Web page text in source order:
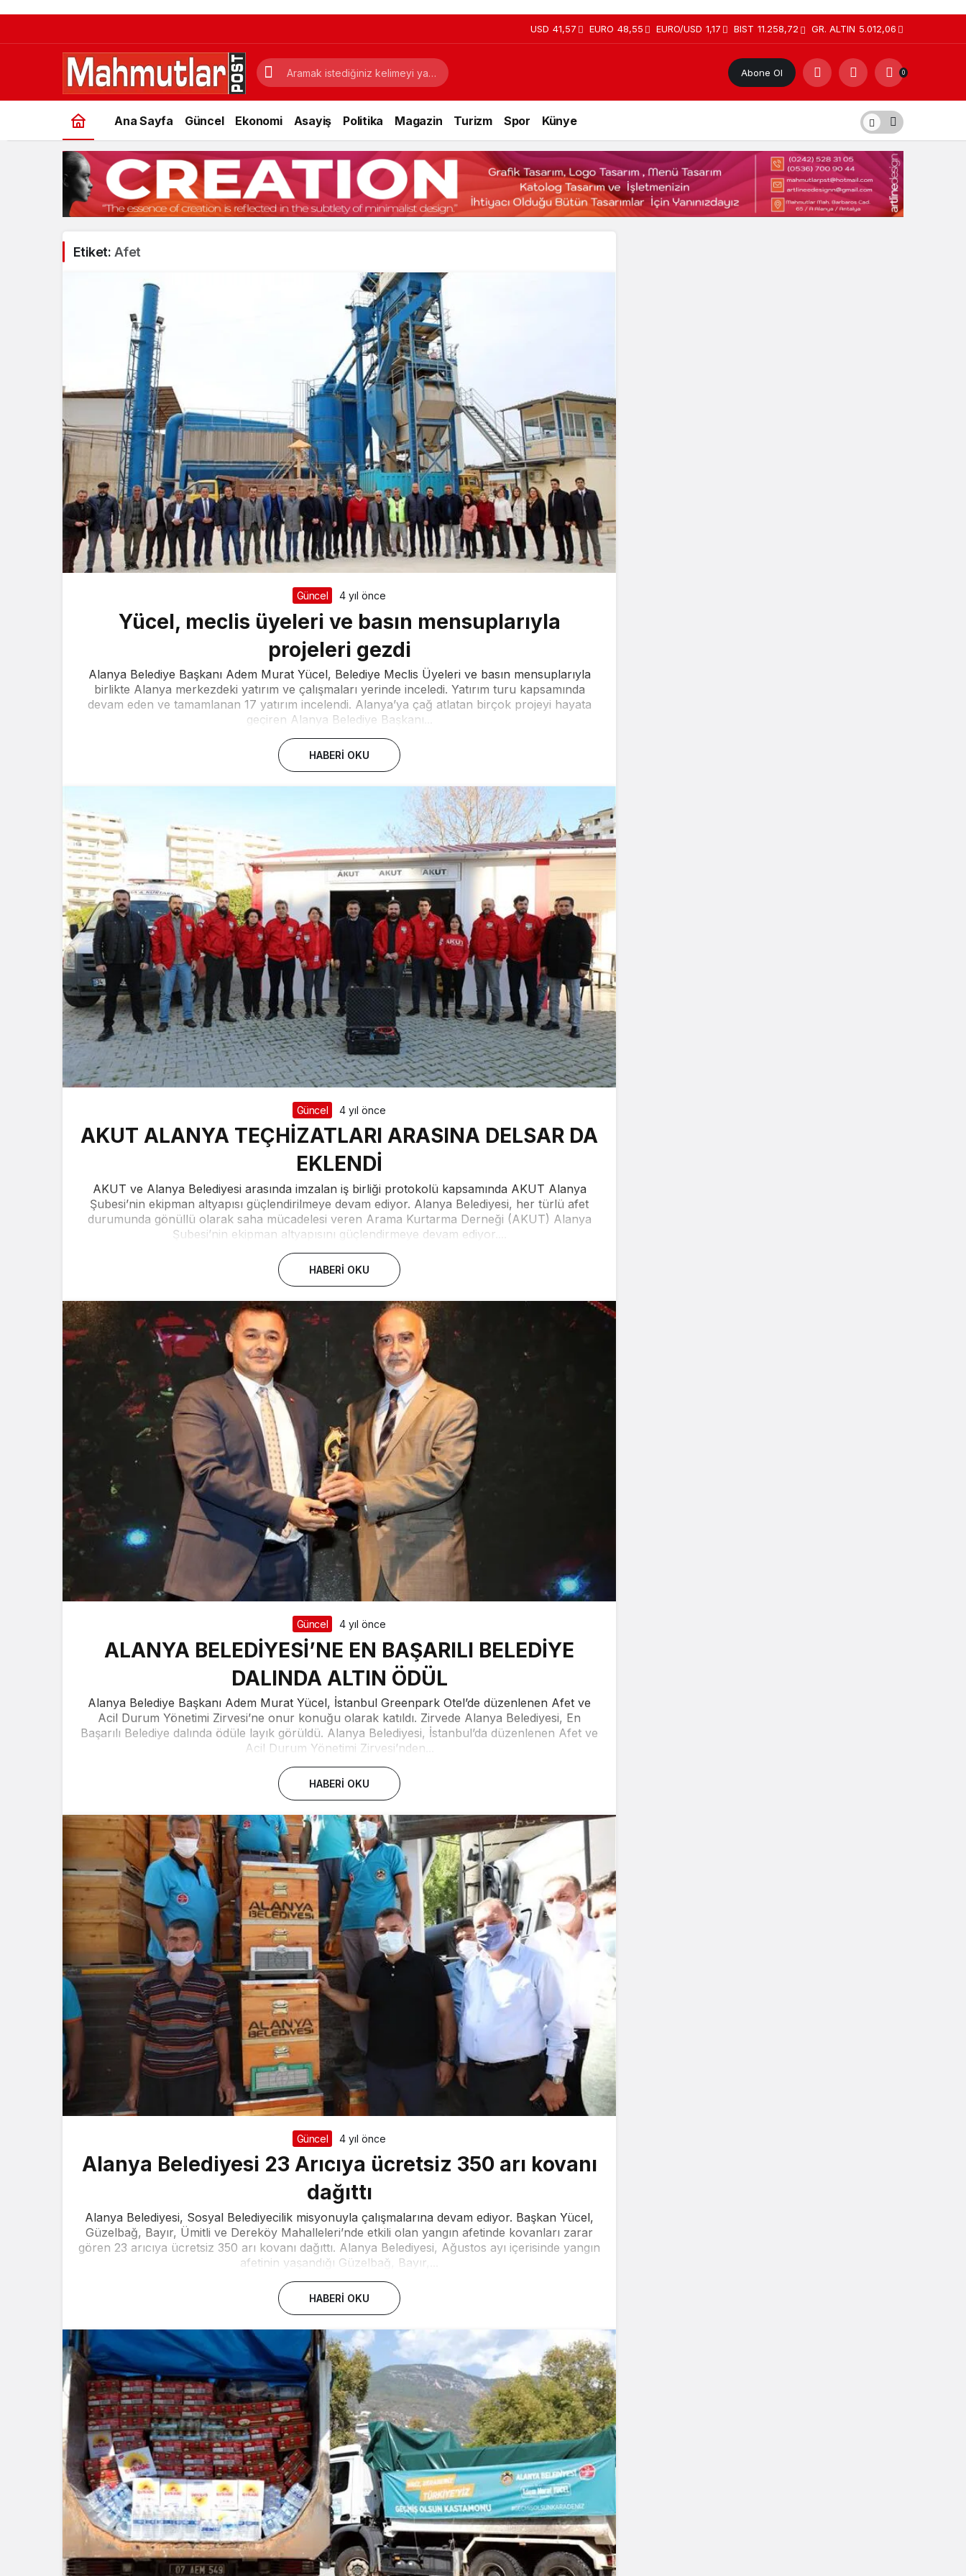
USD 41,57 EURO 48,55 EURO/USD 1,17 BIST 11.258,72 GR. ALTIN 5.012,06
Abone Ol 0
Ana Sayfa Güncel Ekonomi Asayiş Politika Magazin Turizm Spor Künye
Etiket: Afet
Güncel 4 yıl önce
Yücel, meclis üyeleri ve basın mensuplarıyla
projeleri gezdi
Alanya Belediye Başkanı Adem Murat Yücel, Belediye Meclis Üyeleri ve basın mensuplarıyla
birlikte Alanya merkezdeki yatırım ve çalışmaları yerinde inceledi. Yatırım turu kapsamında
devam eden ve tamamlanan 17 yatırım incelendi. Alanya’ya çağ atlatan birçok projeyi hayata
geçiren Alanya Belediye Başkanı...
HABERI OKU
Güncel 4 yıl önce
AKUT ALANYA TEÇHİZATLARI ARASINA DELSAR DA
EKLENDİ
AKUT ve Alanya Belediyesi arasında imzalan iş birliği protokolü kapsamında AKUT Alanya
Şubesi’nin ekipman altyapısı güçlendirilmeye devam ediyor. Alanya Belediyesi, her türlü afet
durumunda gönüllü olarak saha mücadelesi veren Arama Kurtarma Derneği (AKUT) Alanya
Şubesi’nin ekipman altyapısını güçlendirmeye devam ediyor....
HABERI OKU
Güncel 4 yıl önce
ALANYA BELEDİYESİ’NE EN BAŞARILI BELEDİYE
DALINDA ALTIN ÖDÜL
Alanya Belediye Başkanı Adem Murat Yücel, İstanbul Greenpark Otel’de düzenlenen Afet ve
Acil Durum Yönetimi Zirvesi’ne onur konuğu olarak katıldı. Zirvede Alanya Belediyesi, En
Başarılı Belediye dalında ödüle layık görüldü. Alanya Belediyesi, İstanbul’da düzenlenen Afet ve
Acil Durum Yönetimi Zirvesi’nden...
HABERI OKU
Güncel 4 yıl önce
Alanya Belediyesi 23 Arıcıya ücretsiz 350 arı kovanı
dağıttı
Alanya Belediyesi, Sosyal Belediyecilik misyonuyla çalışmalarına devam ediyor. Başkan Yücel,
Güzelbağ, Bayır, Ümitli ve Dereköy Mahalleleri’nde etkili olan yangın afetinde kovanları zarar
gören 23 arıcıya ücretsiz 350 arı kovanı dağıttı. Alanya Belediyesi, Ağustos ayı içerisinde yangın
afetinin yaşandığı Güzelbağ, Bayır,...
HABERI OKU